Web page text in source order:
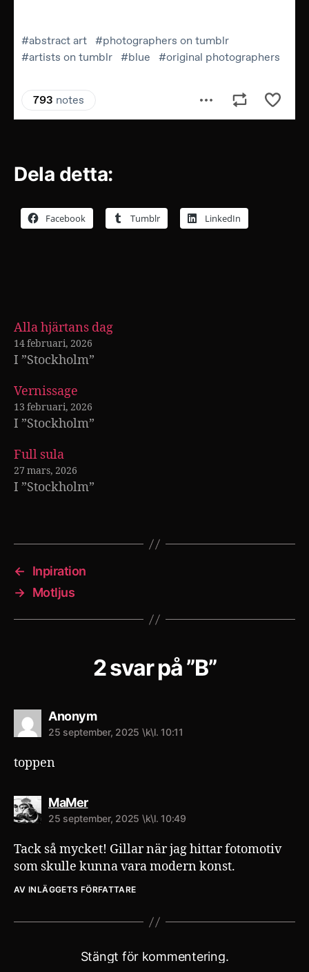
Dela detta:
Facebook Tumblr LinkedIn
Alla hjärtans dag
14 februari, 2026
I ”Stockholm”
Vernissage
13 februari, 2026
I ”Stockholm”
Full sula
27 mars, 2026
I ”Stockholm”
←
Inpiration
→ Motljus
2 svar på ”B”
Anonymsäger:
25 september, 2025 \k\l. 10:11
toppen
MaMersäger:
25 september, 2025 \k\l. 10:49
Tack så mycket! Gillar när jag hittar fotomotiv
som skulle kunna vara modern konst.
AV INLÄGGETS FÖRFATTARE
Stängt för kommentering.